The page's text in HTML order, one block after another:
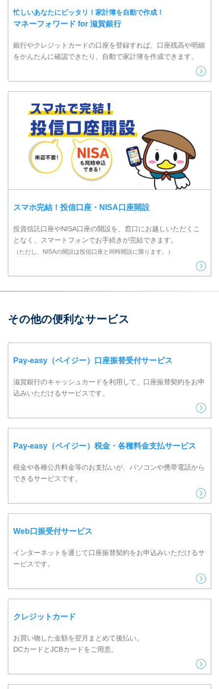
忙しいあなたにピッタリ！家計簿を自動で作成！
マネーフォワード for 滋賀銀行
銀行やクレジットカードの口座を登録すれば、口座残高や明細
をかんたんに確認できたり、自動で家計簿を作成できます。
スマホ完結！投信口座・NISA口座開設
投資信託口座やNISA口座の開設を、窓口にお越しいただくこ
となく、スマートフォンでお手続きが完結できます。
（ただし、NISAの開設は投信口座と同時開設に限ります。）
その他の便利なサービス
Pay-easy（ペイジー）口座振替受付サービス
滋賀銀行のキャッシュカードを利用して、口座振替契約をお申
込みいただけるサービスです。
Pay-easy（ペイジー）税金・各種料金支払サービス
税金や各種公共料金等のお支払いが、パソコンや携帯電話から
できるサービスです。
Web口振受付サービス
インターネットを通じて口座振替契約をお申込みいただけるサ
ービスです。
クレジットカード
お買い物した金額を翌月まとめて後払い。
DCカードとJCBカードをご用意。